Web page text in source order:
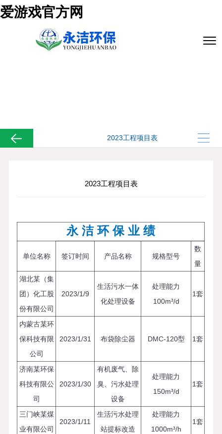
爱游戏官方网
2023工程项目表
2023工程项目表
永 洁 环 保 业 绩
单位名称 签订时间 产品名称 规格型号
数
量
湖北某（集
团）化工股
份有限公司
2023/1/9
生活污水一体
化处理设备
处理能力
100m³/d
1套
内蒙古某环
保科技有限
公司
2023/1/31 布袋除尘器 DMC-120型 1套
济南某环保
科技有限公
司
2023/1/30
有机废气、除
臭、污水处理
设备
处理能力
150m³/d
1套
三门峡某煤
业有限公司
2023/1/11
生活污水处理
站提标改造
处理能力
1000m³/h
1套